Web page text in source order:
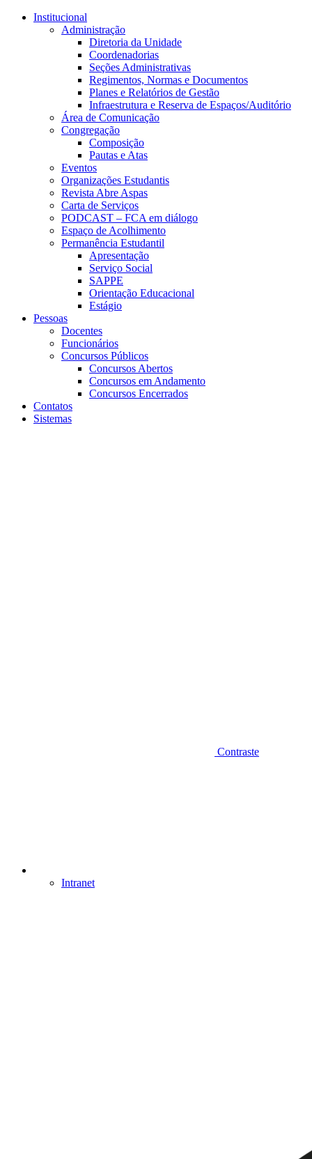
Conteúdo principal
Institucional
Administração
Diretoria da Unidade
Coordenadorias
Seções Administrativas
Regimentos, Normas e Documentos
Planes e Relatórios de Gestão
Infraestrutura e Reserva de Espaços/Auditório
Área de Comunicação
Congregação
Composição
Pautas e Atas
Eventos
Organizações Estudantis
Revista Abre Aspas
Carta de Serviços
PODCAST – FCA em diálogo
Espaço de Acolhimento
Permanência Estudantil
Apresentação
Serviço Social
SAPPE
Orientação Educacional
Estágio
Pessoas
Docentes
Funcionários
Concursos Públicos
Concursos Abertos
Concursos em Andamento
Concursos Encerrados
Contatos
Sistemas
Contraste
Intranet